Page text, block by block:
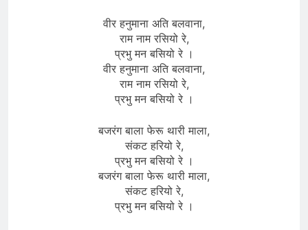
वीर हनुमाना अति बलवाना,
राम नाम रसियो रे,
प्रभु मन बसियो रे ।
वीर हनुमाना अति बलवाना,
राम नाम रसियो रे,
प्रभु मन बसियो रे ।
बजरंग बाला फेरू थारी माला,
संकट हरियो रे,
प्रभु मन बसियो रे ।
बजरंग बाला फेरू थारी माला,
संकट हरियो रे,
प्रभु मन बसियो रे ।